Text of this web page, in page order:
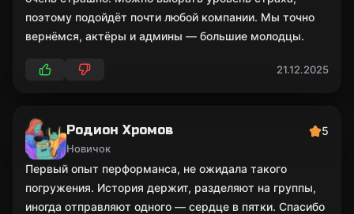
поэтому подойдёт почти любой компании. Мы точно
вернёмся, актёры и админы — большие молодцы.
21.12.2025
Родион Хромов
Новичок
5
Первый опыт перформанса, не ожидала такого
погружения. История держит, разделяют на группы,
иногда отправляют одного — сердце в пятки. Спасибо